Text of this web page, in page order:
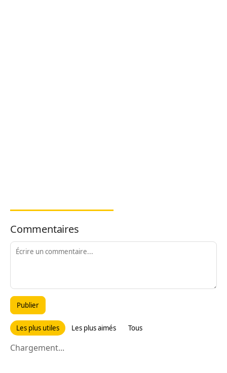
Commentaires
Publier
Les plus utiles Les plus aimés Tous
Chargement...